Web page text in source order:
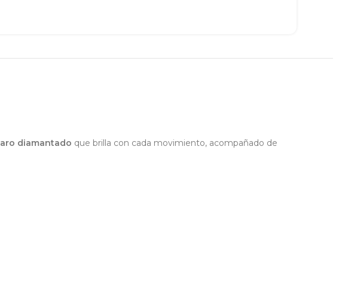
aro diamantado que brilla con cada movimiento, acompañado de